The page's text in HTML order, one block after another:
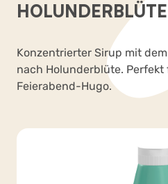
HOLUNDERBLÜTE
Konzentrierter Sirup mit
nach Holunderblüte.
Feierabend-Hugo.